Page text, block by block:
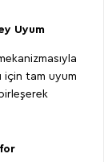
Uyum
için tam uyum